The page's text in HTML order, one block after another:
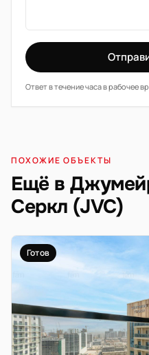
Ответ в течение часа в рабочее
ПОХОЖИЕ ОБЪЕКТЫ
Ещё в
Серкл (JVC)
Готов